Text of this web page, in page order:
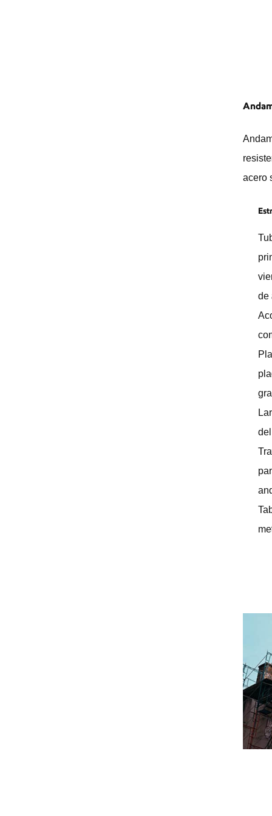
acero
de